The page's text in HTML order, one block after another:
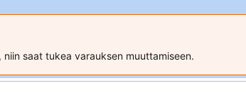
saat tukea varauksen muuttamiseen.